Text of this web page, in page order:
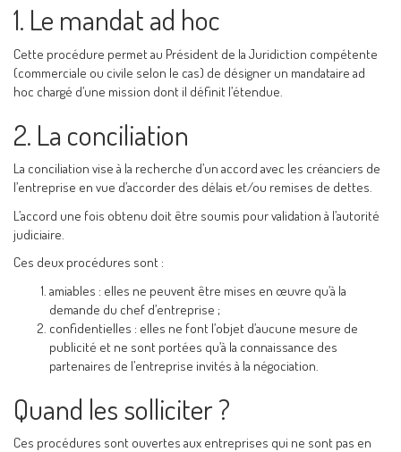
1. Le mandat ad hoc
Cette procédure permet au Président de la Juridiction compétente
(commerciale ou civile selon le cas) de désigner un mandataire ad
hoc chargé d’une mission dont il définit l’étendue.
2. La conciliation
La conciliation vise à la recherche d’un accord avec les créanciers de
l’entreprise en vue d’accorder des délais et/ou remises de dettes.
L’accord une fois obtenu doit être soumis pour validation à l’autorité
judiciaire.
Ces deux procédures sont :
amiables : elles ne peuvent être mises en œuvre qu’à la
demande du chef d’entreprise ;
confidentielles : elles ne font l’objet d’aucune mesure de
publicité et ne sont portées qu’à la connaissance des
partenaires de l’entreprise invités à la négociation.
Quand les solliciter ?
Ces procédures sont ouvertes aux entreprises qui ne sont pas en